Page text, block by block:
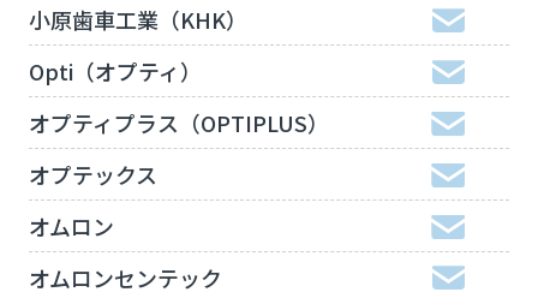
小原歯車工業（KHK）
Opti（オプティ）
オプティプラス（OPTIPLUS）
オプテックス
オムロン
オムロンセンテック